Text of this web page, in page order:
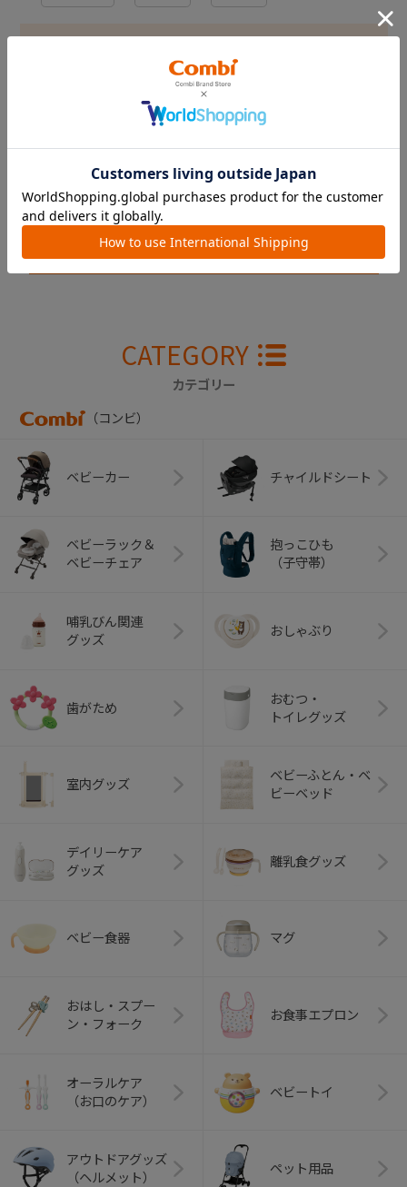
CATEGORY
カテゴリー
（コンビ）
ベビーカー チャイルドシート
ベビーラック＆
ベビーチェア
抱っこひも
（子守帯）
哺乳びん関連
グッズ
おしゃぶり
歯がため
おむつ・
トイレグッズ
室内グッズ
ベビーふとん・ベ
ビーベッド
デイリーケア
グッズ
離乳食グッズ
ベビー食器 マグ
おはし・スプー
ン・フォーク
お食事エプロン
オーラルケア
（お口のケア）
ベビートイ
アウトドアグッズ
（ヘルメット）
ペット用品